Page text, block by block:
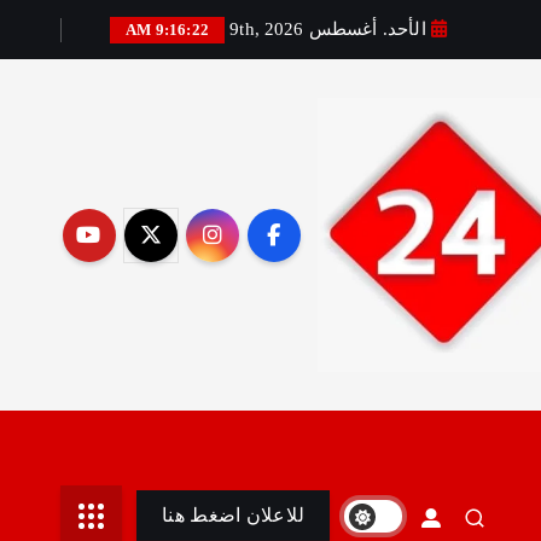
الأحد. أغسطس 9th, 2026 9:16:23 AM
أمين
للاعلان اضغط هنا